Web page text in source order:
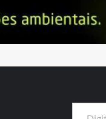
Digite seu e-mail…